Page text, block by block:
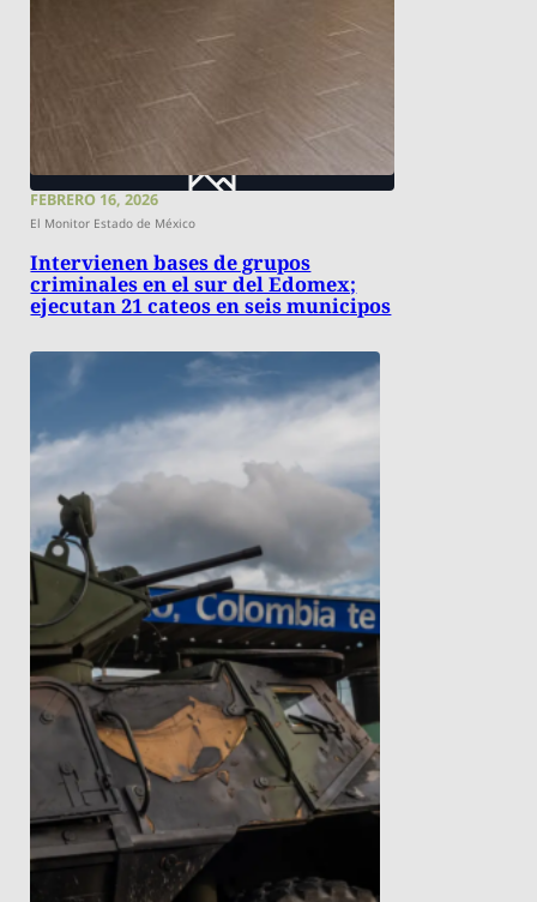
FEBRERO 16, 2026
El Monitor Estado de México
Intervienen bases de grupos
criminales en el sur del Edomex;
ejecutan 21 cateos en seis municipos